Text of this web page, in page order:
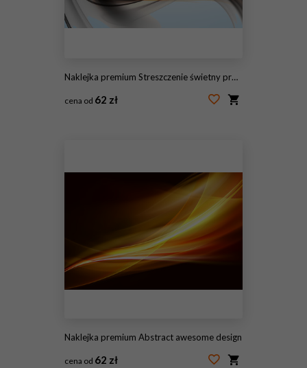
Naklejka premium Streszczenie świetny projekt
cena od 62 zł
Naklejka premium Abstract awesome design
cena od 62 zł